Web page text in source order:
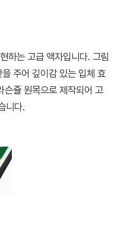
하는 고급 액자입니다. 그림
주어 깊이감 있는 입체 효
슨쥴 원목으로 제작되어 고
니다.